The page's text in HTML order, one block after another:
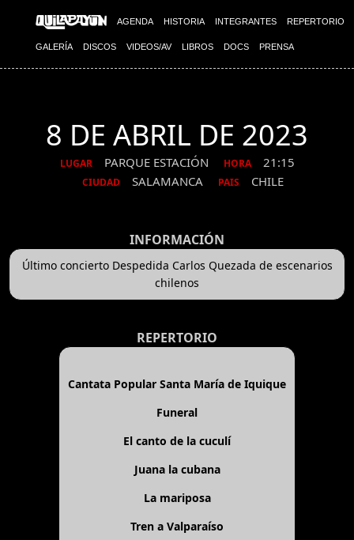
AGENDA HISTORIA INTEGRANTES REPERTORIO
GALERÍA DISCOS VIDEOS/AV LIBROS DOCS PRENSA
8 DE ABRIL DE 2023
LUGAR PARQUE ESTACIÓN HORA 21:15
CIUDAD SALAMANCA PAIS CHILE
INFORMACIÓN
Último concierto Despedida Carlos Quezada de escenarios
chilenos
REPERTORIO
Cantata Popular Santa María de Iquique
Funeral
El canto de la cuculí
Juana la cubana
La mariposa
Tren a Valparaíso